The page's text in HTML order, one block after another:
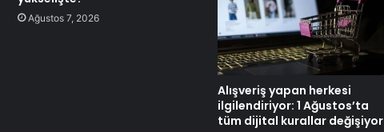
Ağustos 7, 2026
Alışveriş yapan herkesi
ilgilendiriyor: 1 Ağustos’ta
tüm dijital kurallar değişiyor